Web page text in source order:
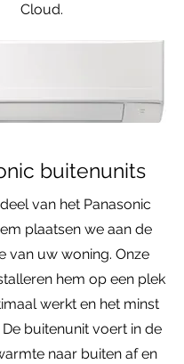
Cloud.
buitenunits
van het Panasonic
plaatsen we aan de
van uw woning. Onze
hem op een plek
werkt en het minst
buitenunit voert in de
naar buiten af en